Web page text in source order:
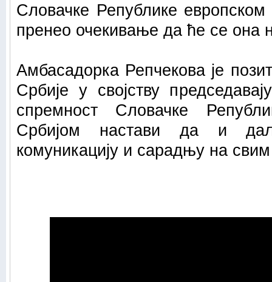
Словачке Републике
пренео очекивање да ће се она
Амбасадорка Репчекова је
Србије у својству
спремност Словачке
Србијом настави да и
комуникацију и сарадњу на